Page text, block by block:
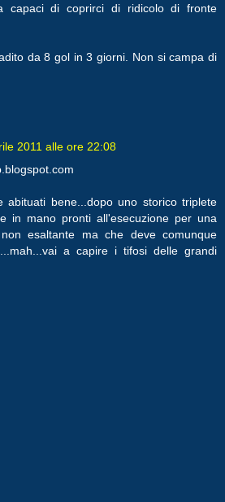
capaci di coprirci di ridicolo di fronte
da 8 gol in 3 giorni. Non si campa di
2011 alle ore 22:08
abituati bene...dopo uno storico triplete
in mano pronti all'esecuzione per una
esaltante ma che deve comunque
a capire i tifosi delle grandi